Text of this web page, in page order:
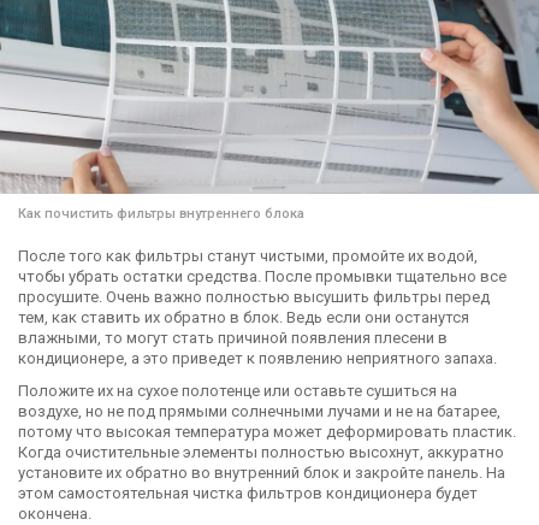
Как почистить фильтры внутреннего блока
После того как фильтры станут чистыми, промойте их водой,
чтобы убрать остатки средства. После промывки тщательно все
просушите. Очень важно полностью высушить фильтры перед
тем, как ставить их обратно в блок. Ведь если они останутся
влажными, то могут стать причиной появления плесени в
кондиционере, а это приведет к появлению неприятного запаха.
Положите их на сухое полотенце или оставьте сушиться на
воздухе, но не под прямыми солнечными лучами и не на батарее,
потому что высокая температура может деформировать пластик.
Когда очистительные элементы полностью высохнут, аккуратно
установите их обратно во внутренний блок и закройте панель. На
этом самостоятельная чистка фильтров кондиционера будет
окончена.